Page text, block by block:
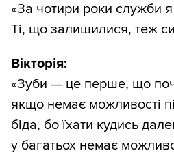
«За чотири роки служби я
Ті, що залишилися, теж
Вікторія:
«Зуби — це перше, що
якщо немає можливості
біда, бо їхати кудись
у багатьох немає